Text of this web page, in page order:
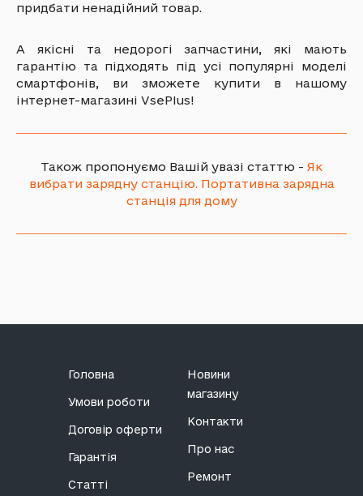
придбати ненадійний товар.
А якісні та недорогі запчастини, які мають
гарантію та підходять під усі популярні моделі
смартфонів, ви зможете купити в нашому
інтернет-магазині VsePlus!
Також пропонуємо Вашій увазі статтю - Як
вибрати зарядну станцію. Портативна зарядна
станція для дому
Головна
Умови роботи
Договір оферти
Гарантія
Статті
Новини
магазину
Контакти
Про нас
Ремонт